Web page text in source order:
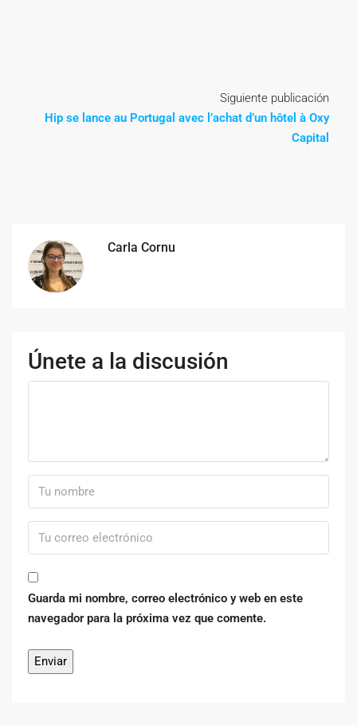
Siguiente publicación
Hip se lance au Portugal avec l’achat d’un hôtel à Oxy
Capital
Carla Cornu
Únete a la discusión
Guarda mi nombre, correo electrónico y web en este
navegador para la próxima vez que comente.